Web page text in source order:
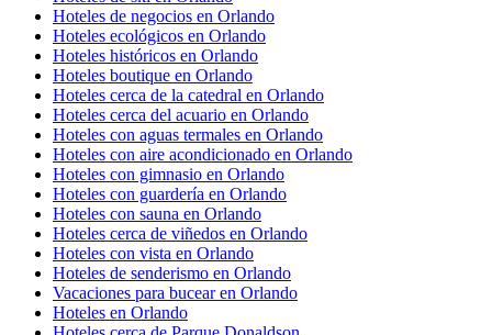
Hoteles de negocios en Orlando
Hoteles ecológicos en Orlando
Hoteles históricos en Orlando
Hoteles boutique en Orlando
Hoteles cerca de la catedral en Orlando
Hoteles cerca del acuario en Orlando
Hoteles con aguas termales en Orlando
Hoteles con aire acondicionado en Orlando
Hoteles con gimnasio en Orlando
Hoteles con guardería en Orlando
Hoteles con sauna en Orlando
Hoteles cerca de viñedos en Orlando
Hoteles con vista en Orlando
Hoteles de senderismo en Orlando
Vacaciones para bucear en Orlando
Hoteles en Orlando